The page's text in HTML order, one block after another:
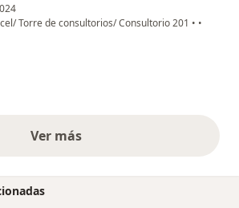
Torre de consultorios/ Consultorio 201 • •
Ver másopiniones anteriores